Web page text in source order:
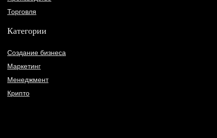
Торговля
Категории
Создание бизнеса
Маркетинг
Менеджмент
Крипто